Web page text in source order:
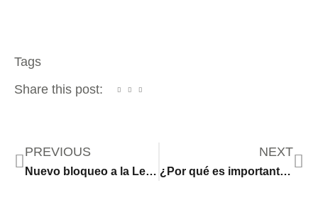
Tags
Share this post:
PREVIOUS
Nuevo bloqueo a la Ley SB4. No entra en vigor por ahora
NEXT
¿Por qué es importante votar en 2024?